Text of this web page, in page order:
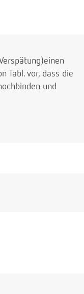
Tabl. vor, dass die
und